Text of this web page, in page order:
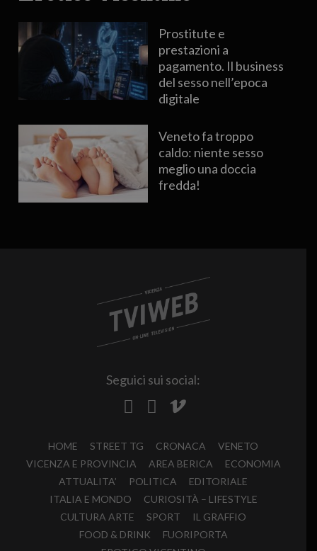
Prostitute e
prestazioni a
pagamento. Il business
del sesso nell’epoca
digitale
Veneto fa troppo
caldo: niente sesso
meglio una doccia
fredda!
Seguici sui social:
HOME STREET TG CRONACA
VENETO
VICENZA E PROVINCIA
AREA BERICA
ECONOMIA
ATTUALITA’
POLITICA
EDITORIALE
ITALIA E MONDO
CURIOSITÀ – LIFESTYLE
CULTURA ARTE
SPORT
IL GRAFFIO
FOOD & DRINK
FUORIPORTA